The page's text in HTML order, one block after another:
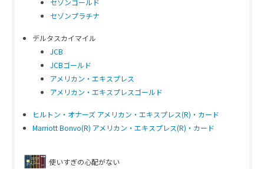
セゾンゴールド
セゾンプラチナ
デルタスカイマイル
JCB
JCBゴールド
アメリカン・エキスプレス
アメリカン・エキスプレスゴールド
ヒルトン・オナーズ アメリカン・エキスプレス(R)・カード
Marriott Bonvo(R) アメリカン・エキスプレス(R)・カード
使いすぎの心配がない